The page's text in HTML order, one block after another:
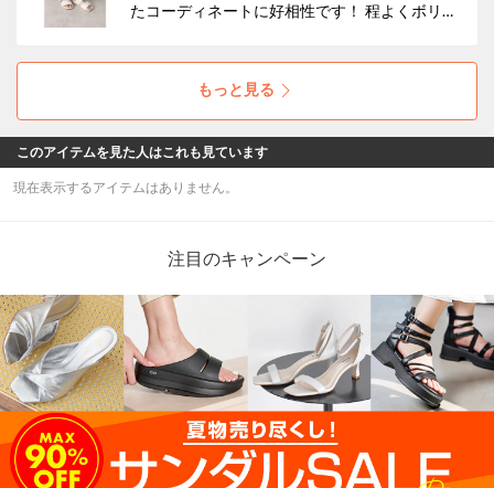
たコーディネートに好相性です！ 程よくボリュ
もっと見る
このアイテムを見た人はこれも見ています
現在表示するアイテムはありません。
注目のキャンペーン